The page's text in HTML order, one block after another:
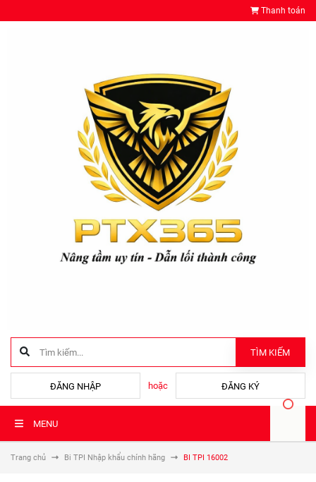
Thanh toán
TÌM KIẾM
ĐĂNG NHẬP hoặc ĐĂNG KÝ
MENU
Trang chủ Bi TPI Nhập khẩu chính hãng BI TPI 16002